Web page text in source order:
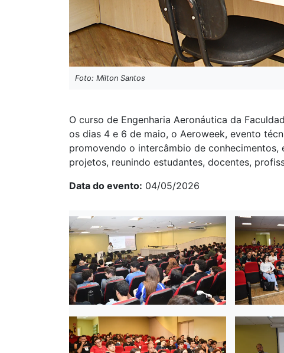
Foto: Milton Santos
O curso de Engenharia Aeronáutica da
os dias 4 e 6 de maio, o Aeroweek, evento
promovendo o intercâmbio de
projetos, reunindo estudantes, docentes,
Data do evento 04/05/2026